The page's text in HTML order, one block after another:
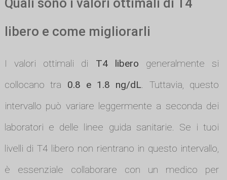
Quali sono i valori ottimali di T4
libero e come migliorarli
I valori ottimali di T4 libero generalmente si
collocano tra 0.8 e 1.8 ng/dL. Tuttavia, questo
intervallo può variare leggermente a seconda dei
laboratori e delle linee guida sanitarie. Se i tuoi
livelli di T4 libero non rientrano in questo intervallo,
è essenziale collaborare con un medico per